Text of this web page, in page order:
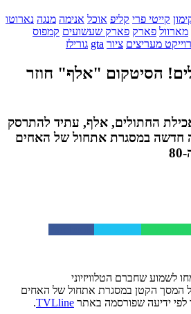
קייטי פרי קליפ אוכל אנימה מנגה נארוטו
מארוול פארק פארק שעשועים קמפוס
מעריצים ציור gta גורילז
הסיטקום "אלף" חוזר
אכילת החתולים, אלף, עתיד להתרסק
חדשה במסגרת אתחול של האחים
בוודאי ישמחו לשמוע שחברם הטלוויזיוני
המסך הקטן במסגרת אתחול של האחים
לפי ידיעה שפורסמה באתר TVLline
.